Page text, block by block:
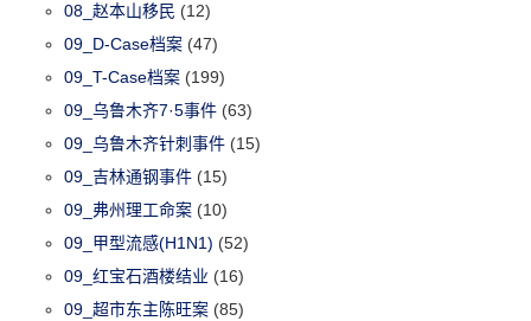
08_赵本山移民 (12)
09_D-Case档案 (47)
09_T-Case档案 (199)
09_乌鲁木齐7·5事件 (63)
09_乌鲁木齐针刺事件 (15)
09_吉林通钢事件 (15)
09_弗州理工命案 (10)
09_甲型流感(H1N1) (52)
09_红宝石酒楼结业 (16)
09_超市东主陈旺案 (85)